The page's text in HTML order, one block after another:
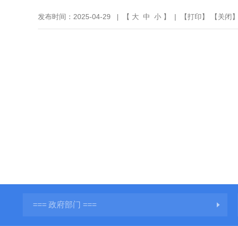
发布时间：2025-04-29 | 【 大 中 小 】 | 【打印】 【关闭】
=== 政府部门 ===